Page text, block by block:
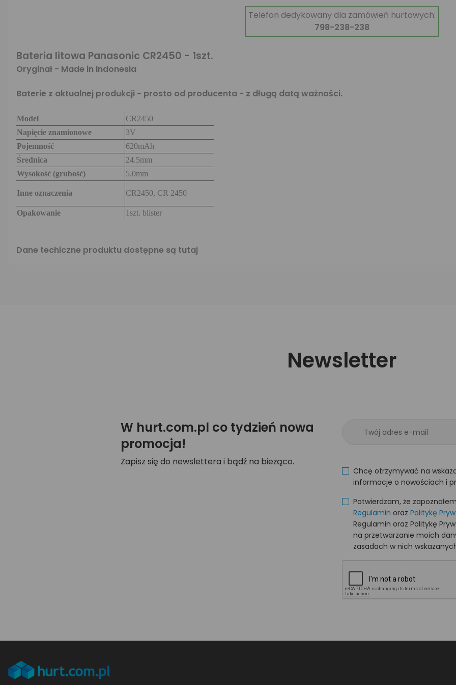
Telefon dedykowany dla zamówień hurtowych:
798-238-238
Bateria litowa Panasonic CR2450 - 1szt.
Oryginał - Made in Indonesia
Baterie z aktualnej produkcji - prosto od producenta - z długą datą ważności.
Model
CR2450
Napięcie znamionowe
3V
Pojemność
620mAh
Średnica
24.5mm
Wysokość (grubość)
5.0mm
Inne oznaczenia CR2450, CR 2450
Opakowanie 1szt. blister
Dane techiczne produktu dostępne są tutaj
Newsletter
W hurt.com.pl co tydzień nowa
promocja!
Zapisz się do newslettera i bądź na bieżąco.
Chcę otrzymywać na
informacje o nowościach i
Potwierdzam, że
Regulamin oraz Politykę
Regulamin oraz Politykę
na przetwarzanie moich
zasadach w nich